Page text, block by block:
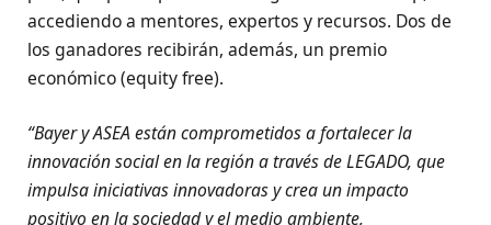
accediendo a mentores, expertos y recursos. Dos de
los ganadores recibirán, además, un premio
económico (equity free).
“Bayer y ASEA están comprometidos a fortalecer la
innovación social en la región a través de LEGADO, que
impulsa iniciativas innovadoras y crea un impacto
positivo en la sociedad y el medio ambiente,